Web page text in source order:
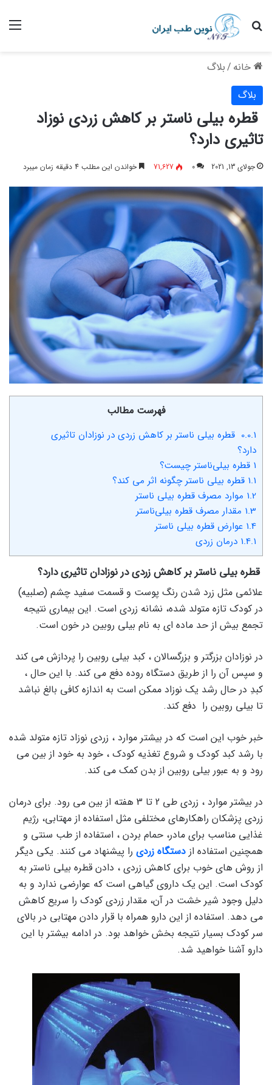
جستجو برای
خانه /بلاگ
بلاگ
قطره بیلی ناستر بر کاهش زردی نوزاد
تاثیری دارد؟
جولای 13, 2021 0
71,627 خواندن این مطلب 4 دقیقه زمان میبرد
فهرست مطالب
0.0.1 قطره بیلی ناستر بر کاهش زردی در نوزادان تاثیری
دارد؟
1 قطره بیلی‌ناستر چیست؟
1.1 قطره بیلی ناستر چگونه اثر می کند؟
1.2 موارد مصرف قطره بیلی‌ ناستر
1.3 مقدار مصرف قطره بیلی‌ناستر
1.4 عوارض قطره بیلی ناستر
1.4.1 درمان زردی
قطره بیلی ناستر بر کاهش زردی در نوزادان تاثیری دارد؟
علائمی مثل زرد شدن رنگ پوست و قسمت سفید چشم (صلبیه)
در کودک تازه متولد شده، نشانه زردی است. این بیماری نتیجه
تجمع بیش از حد ماده ای به نام بیلی روبین در خون است.
در نوزادان بزرگتر و بزرگسالان ، کبد بیلی روبین را پردازش می کند
و سپس آن را از طریق دستگاه روده دفع می کند. با این حال ،
کبدِ در حال رشد یک نوزاد ممکن است به اندازه کافی بالغ نباشد
تا بیلی روبین را دفع کند.
خبر خوب این است که در بیشتر موارد ، زردی نوزاد تازه متولد شده
با رشد کبد کودک و شروع تغذیه کودک ، خود به خود از بین می
رود و به عبور بیلی روبین از بدن کمک می کند.
در بیشتر موارد ، زردی طی 2 تا 3 هفته از بین می رود. برای درمان
زردی پزشکان راهکارهای مختلفی مثل استفاده از مهتابی، رژیم
غذایی مناسب برای مادر، حمام بردن ، استفاده از طب سنتی و
همچنین استفاده از دستگاه زردی را پیشنهاد می کنند. یکی دیگر
از روش های خوب برای کاهش زردی ، دادن قطره بیلی ناستر به
کودک است. این یک داروی گیاهی است که عوارضی ندارد و به
دلیل وجود شیر خشت در آن، مقدار زردی کودک را سریع کاهش
می دهد. استفاده از این دارو همراه با قرار دادن مهتابی در بالای
سر کودک بسیار نتیجه بخش خواهد بود. در ادامه بیشتر با این
دارو آشنا خواهید شد.